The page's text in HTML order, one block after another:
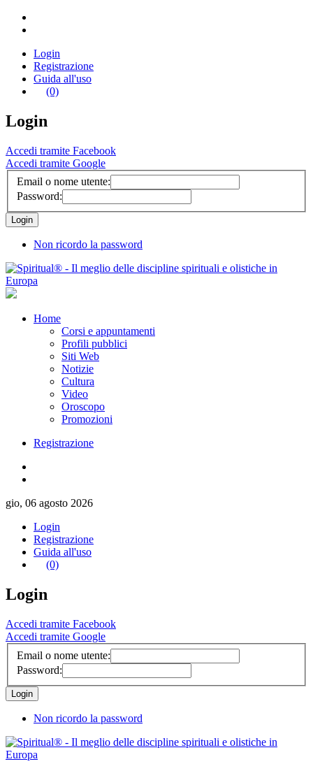
Login
Registrazione
Guida all'uso
(0)
Login
Accedi tramite Facebook
Accedi tramite Google
Email o nome utente:
Password:
Non ricordo la password
Home
Corsi e appuntamenti
Profili pubblici
Siti Web
Notizie
Cultura
Video
Oroscopo
Promozioni
Registrazione
gio, 06 agosto 2026
Login
Registrazione
Guida all'uso
(0)
Login
Accedi tramite Facebook
Accedi tramite Google
Email o nome utente:
Password:
Non ricordo la password